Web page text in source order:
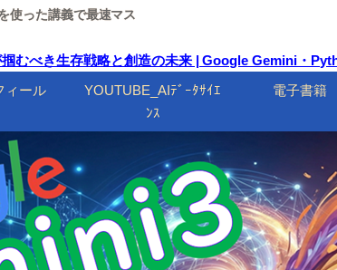
った講義で最速マス
むべき生存戦略と創造の未来 | Google Gemini・
ィール
YOUTUBE_AIﾃﾞｰﾀｻｲｴ
ﾝｽ
電子書籍